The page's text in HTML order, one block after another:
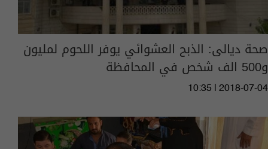
صحة ديالى: الذبح العشوائي يوفر اللحوم لمليون
و500 الف شخص في المحافظة
10:35 | 2018-07-04